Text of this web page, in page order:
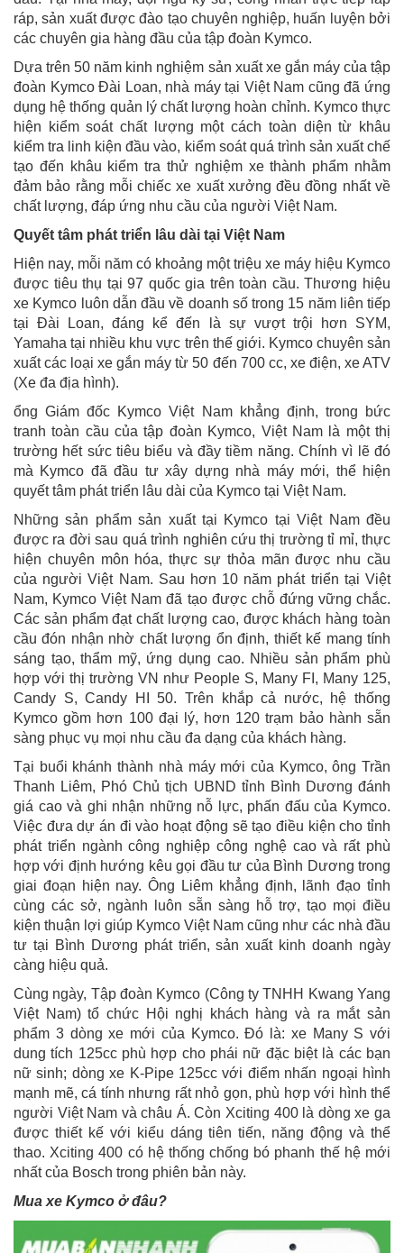
ráp, sản xuất được đào tạo chuyên nghiệp, huấn luyện bởi
các chuyên gia hàng đầu của tập đoàn Kymco.
Dựa trên 50 năm kinh nghiệm sản xuất xe gắn máy của tập
đoàn Kymco Đài Loan, nhà máy tại Việt Nam cũng đã ứng
dụng hệ thống quản lý chất lượng hoàn chỉnh. Kymco thực
hiện kiểm soát chất lượng một cách toàn diện từ khâu
kiểm tra linh kiện đầu vào, kiểm soát quá trình sản xuất chế
tạo đến khâu kiểm tra thử nghiệm xe thành phẩm nhằm
đảm bảo rằng mỗi chiếc xe xuất xưởng đều đồng nhất về
chất lượng, đáp ứng nhu cầu của người Việt Nam.
Quyết tâm phát triển lâu dài tại Việt Nam
Hiện nay, mỗi năm có khoảng một triệu xe máy hiệu Kymco
được tiêu thụ tại 97 quốc gia trên toàn cầu. Thương hiệu
xe Kymco luôn dẫn đầu về doanh số trong 15 năm liên tiếp
tại Đài Loan, đáng kể đến là sự vượt trội hơn SYM,
Yamaha tại nhiều khu vực trên thế giới. Kymco chuyên sản
xuất các loại xe gắn máy từ 50 đến 700 cc, xe điện, xe ATV
(Xe đa địa hình).
ổng Giám đốc Kymco Việt Nam khẳng định, trong bức
tranh toàn cầu của tập đoàn Kymco, Việt Nam là một thị
trường hết sức tiêu biểu và đầy tiềm năng. Chính vì lẽ đó
mà Kymco đã đầu tư xây dựng nhà máy mới, thể hiện
quyết tâm phát triển lâu dài của Kymco tại Việt Nam.
Những sản phẩm sản xuất tại Kymco tại Việt Nam đều
được ra đời sau quá trình nghiên cứu thị trường tỉ mỉ, thực
hiện chuyên môn hóa, thực sự thỏa mãn được nhu cầu
của người Việt Nam. Sau hơn 10 năm phát triển tại Việt
Nam, Kymco Việt Nam đã tạo được chỗ đứng vững chắc.
Các sản phẩm đạt chất lượng cao, được khách hàng toàn
cầu đón nhận nhờ chất lượng ổn định, thiết kế mang tính
sáng tạo, thẩm mỹ, ứng dụng cao. Nhiều sản phẩm phù
hợp với thị trường VN như People S, Many FI, Many 125,
Candy S, Candy HI 50. Trên khắp cả nước, hệ thống
Kymco gồm hơn 100 đại lý, hơn 120 trạm bảo hành sẵn
sàng phục vụ mọi nhu cầu đa dạng của khách hàng.
Tại buổi khánh thành nhà máy mới của Kymco, ông Trần
Thanh Liêm, Phó Chủ tịch UBND tỉnh Bình Dương đánh
giá cao và ghi nhận những nỗ lực, phấn đấu của Kymco.
Việc đưa dự án đi vào hoạt động sẽ tạo điều kiện cho tỉnh
phát triển ngành công nghiệp công nghệ cao và rất phù
hợp với định hướng kêu gọi đầu tư của Bình Dương trong
giai đoạn hiện nay. Ông Liêm khẳng định, lãnh đạo tỉnh
cùng các sở, ngành luôn sẵn sàng hỗ trợ, tạo mọi điều
kiện thuận lợi giúp Kymco Việt Nam cũng như các nhà đầu
tư tại Bình Dương phát triển, sản xuất kinh doanh ngày
càng hiệu quả.
Cùng ngày, Tập đoàn Kymco (Công ty TNHH Kwang Yang
Việt Nam) tổ chức Hội nghị khách hàng và ra mắt sản
phẩm 3 dòng xe mới của Kymco. Đó là: xe Many S với
dung tích 125cc phù hợp cho phái nữ đặc biệt là các bạn
nữ sinh; dòng xe K-Pipe 125cc với điểm nhấn ngoại hình
mạnh mẽ, cá tính nhưng rất nhỏ gọn, phù hợp với hình thể
người Việt Nam và châu Á. Còn Xciting 400 là dòng xe ga
được thiết kế với kiểu dáng tiên tiến, năng động và thể
thao. Xciting 400 có hệ thống chống bó phanh thế hệ mới
nhất của Bosch trong phiên bản này.
Mua xe Kymco ở đâu?